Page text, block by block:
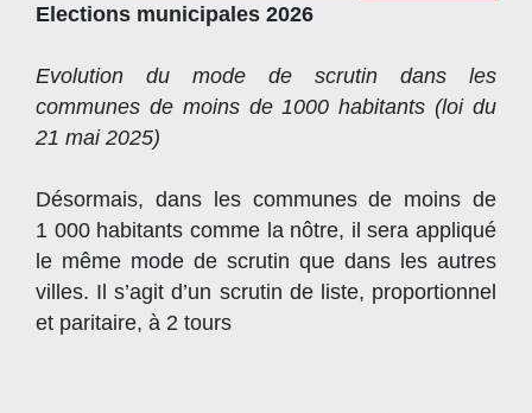
Elections municipales 2026
Evolution du mode de scrutin dans les
communes de moins de 1000 habitants (loi du
21 mai 2025)
Désormais, dans les communes de moins de
1 000 habitants comme la nôtre, il sera appliqué
le même mode de scrutin que dans les autres
villes. Il s’agit d’un scrutin de liste, proportionnel
et paritaire, à 2 tours